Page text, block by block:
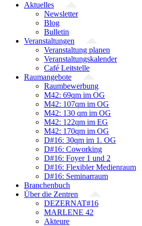
Aktuelles
Newsletter
Blog
Bulletin
Veranstaltungen
Veranstaltung planen
Veranstaltungskalender
Café Leitstelle
Raumangebote
Raumbewerbung
M42: 69qm im OG
M42: 107qm im OG
M42: 130 qm im OG
M42: 122qm im EG
M42: 170qm im OG
D#16: 30qm im 1. OG
D#16: Coworking
D#16: Foyer 1 und 2
D#16: Flexibler Medienraum
D#16: Seminarraum
Branchenbuch
Über die Zentren
DEZERNAT#16
MARLENE 42
Akteure